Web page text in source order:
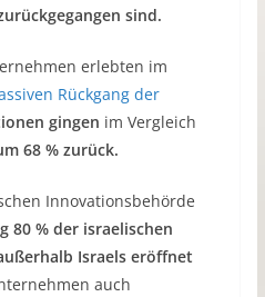
sind.
erlebten im
Rückgang der
gingen im Vergleich
68 % zurück.
Innovationsbehörde
80 % der israelischen
Israels eröffnet
auch